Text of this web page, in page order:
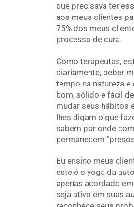
que precisava ter
aos meus clientes
75% dos meus
processo de cura.
Como terapeutas,
diariamente, beber
tempo na natureza
bom, sólido e fácil
mudar seus hábitos
lhes digam o que
sabem por onde
permanecem
Eu ensino meus
este é o yoga da
apenas acordado
seja ativo em suas